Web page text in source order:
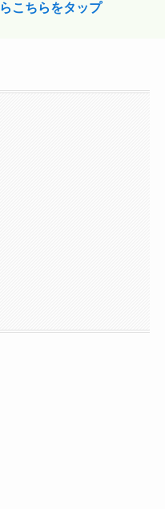
こちらをタップ